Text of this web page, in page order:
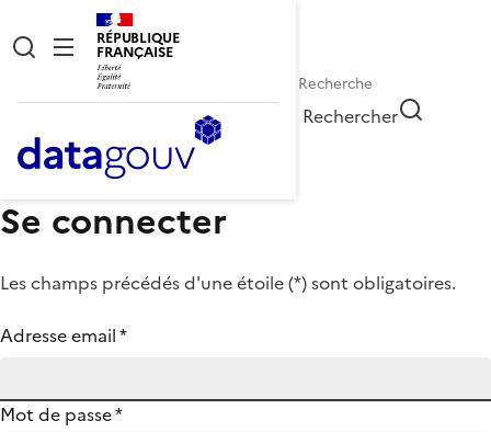
RÉPUBLIQUE
FRANÇAISE
Rechercher
Se connecter
Les champs précédés d'une étoile (*) sont obligatoires.
Adresse email*
Mot de passe*